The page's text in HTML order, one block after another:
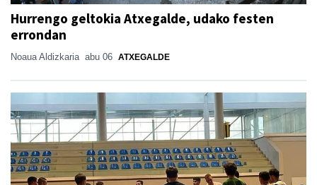
Hurrengo geltokia Atxegalde, udako festen
errondan
Noaua Aldizkaria abu 06 ATXEGALDE